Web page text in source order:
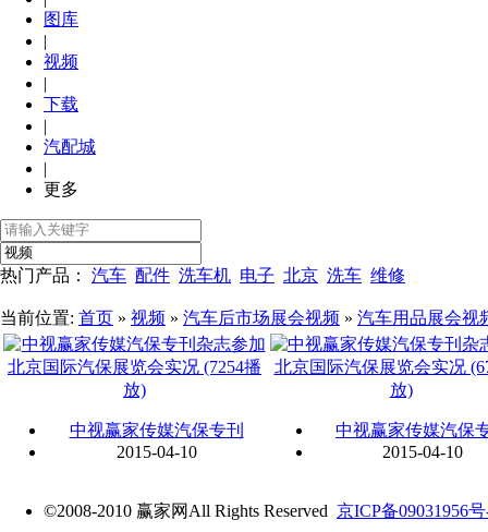
图库
|
视频
|
下载
|
汽配城
|
更多
热门产品： 汽车 配件 洗车机 电子 北京 洗车 维修
当前位置: 首页 » 视频 » 汽车后市场展会视频 » 汽车用品展会视
中视赢家传媒汽保专刊
2015-04-10
中视赢家传媒汽保
2015-04-10
©2008-2010 赢家网All Rights Reserved 京ICP备09031956